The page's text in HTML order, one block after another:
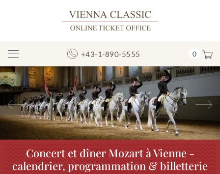
Afficher/masquer
la
navigation
+43-1-890-5555 0
Précédent
Concert et dîner Mozart à Vienne -
calendrier, programmation & billetterie